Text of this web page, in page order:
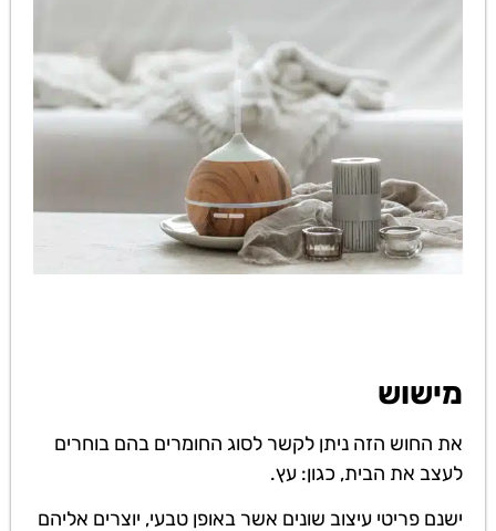
מישוש
את החוש הזה ניתן לקשר לסוג החומרים בהם בוחרים
לעצב את הבית, כגון: עץ.
ישנם פריטי עיצוב שונים אשר באופן טבעי, יוצרים אליהם